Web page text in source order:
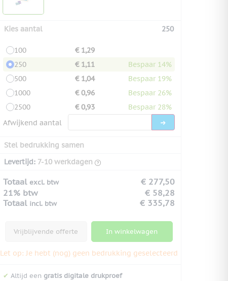
Kies aantal 250
100
€ 1,29
250
€ 1,11
Bespaar 14%
500
€ 1,04
Bespaar 19%
1000
€ 0,96
Bespaar 26%
2500
€ 0,93
Bespaar 28%
Afwijkend aantal
Stel bedrukking samen
Levertijd: 7-10 werkdagen
Totaal excl. btw
€ 277,50
21% btw
€ 58,28
Totaal incl. btw € 335,78
Vrijblijvende offerte In winkelwagen
Let op: Je hebt (nog) geen bedrukking geselecteerd
✔ Altijd een gratis digitale drukproef